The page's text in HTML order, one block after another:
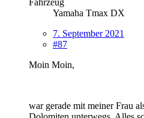
Yamaha Tmax DX
7. September 2021
#87
Moin Moin,
war gerade mit meiner Frau